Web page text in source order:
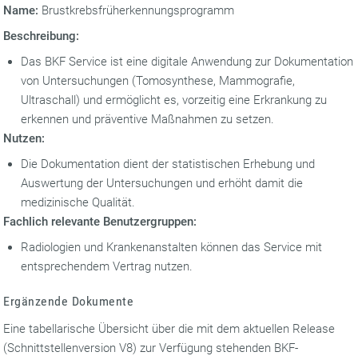
Name: Brustkrebsfrüherkennungsprogramm
Beschreibung:
Das BKF Service ist eine digitale Anwendung zur Dokumentation
von Untersuchungen (Tomosynthese, Mammografie,
Ultraschall) und ermöglicht es, vorzeitig eine Erkrankung zu
erkennen und präventive Maßnahmen zu setzen.
Nutzen:
Die Dokumentation dient der statistischen Erhebung und
Auswertung der Untersuchungen und erhöht damit die
medizinische Qualität.
Fachlich relevante Benutzergruppen:
Radiologien und Krankenanstalten können das Service mit
entsprechendem Vertrag nutzen.
Ergänzende Dokumente
Eine tabellarische Übersicht über die mit dem aktuellen Release
(Schnittstellenversion V8) zur Verfügung stehenden BKF-